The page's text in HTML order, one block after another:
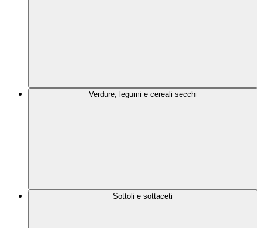
Verdure, legumi e cereali secchi
Sottoli e sottaceti